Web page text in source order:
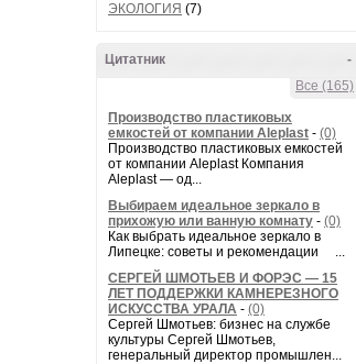
ЭКОЛОГИЯ (7)
-
Цитатник
Все (165)
Производство пластиковых
емкостей от компании Aleplast - (0)
Производство пластиковых емкостей
от компании Aleplast Компания
Aleplast — од...
Выбираем идеальное зеркало в
прихожую или ванную комнату - (0)
Как выбрать идеальное зеркало в
Липецке: советы и рекомендации ...
СЕРГЕЙ ШМОТЬЕВ И ФОРЭС — 15
ЛЕТ ПОДДЕРЖКИ КАМНЕРЕЗНОГО
ИСКУССТВА УРАЛА - (0)
Сергей Шмотьев: бизнес на службе
культуры Сергей Шмотьев,
генеральный директор промышлен...